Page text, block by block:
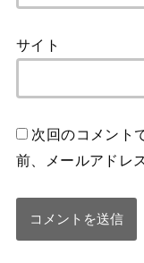
サイト
次回のコメント
前、メールアドレ